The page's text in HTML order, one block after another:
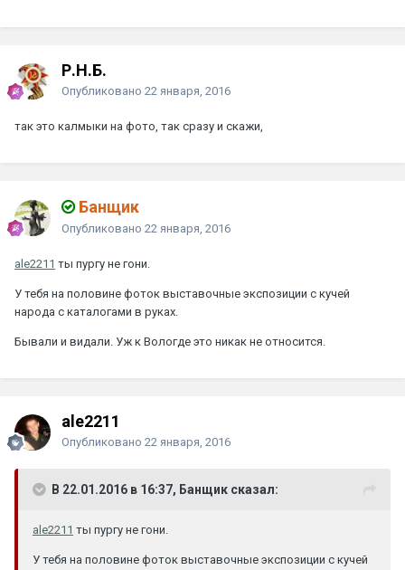
Р.Н.Б.
Опубликовано 22 января, 2016
так это калмыки на фото, так сразу и скажи,
Банщик
Опубликовано 22 января, 2016
ale2211 ты пургу не гони.
У тебя на половине фоток выставочные экспозиции с кучей
народа с каталогами в руках.
Бывали и видали. Уж к Вологде это никак не относится.
ale2211
Опубликовано 22 января, 2016
В 22.01.2016 в 16:37, Банщик сказал:
ale2211 ты пургу не гони.
У тебя на половине фоток выставочные экспозиции с кучей